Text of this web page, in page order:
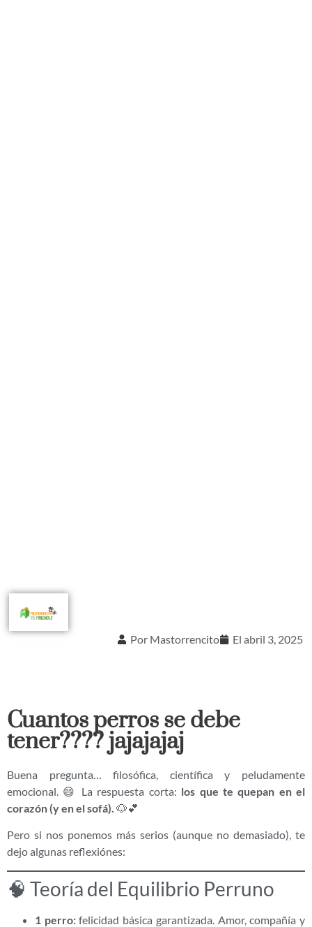
Por Mastorrencito El abril 3, 2025
Cuantos perros se debe
tener???? jajajajaj
Buena pregunta… filosófica, científica y peludamente
emocional. 😄 La respuesta corta: los que te quepan en el
corazón (y en el sofá). 🐶💕
Pero si nos ponemos más serios (aunque no demasiado), te
dejo algunas reflexiónes:
🧠 Teoría del Equilibrio Perruno
1 perro:felicidad básica garantizada. Amor, compañía y